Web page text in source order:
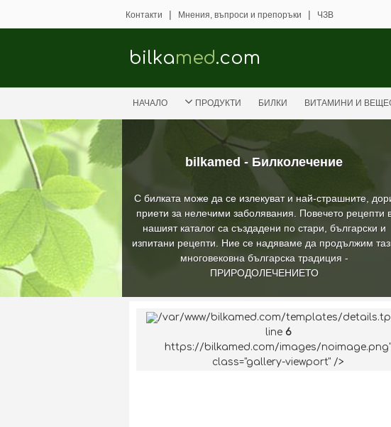
bilkamed - Билколечение
С билката може да се излекуват и най-страшните,
приети за нелечими заболявания. Повечето рецепти
нашият каталог са създадени по стари, български и
изпитани рецепти. Ние се надяваме да продължим
многовековна българска традиция -
ПРИРОДОЛЕЧЕНИЕТО
Контакти | Мнения, въпроси и препоръки | ЧЗВ
bilkamed.com
НАЧАЛО ПРОДУКТИ БИЛКИ ВИТАМИНИ И
/var/www/bilkamed.com/templates/
line 6
https://bilkamed.com/images/noimage.png"
class="gallery-viewport" />